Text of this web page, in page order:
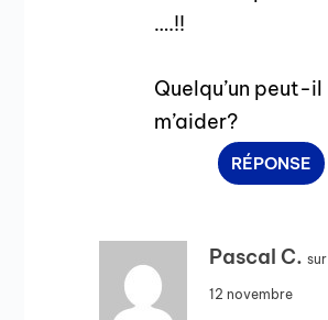
….!!
Quelqu’un peut-il
m’aider?
RÉPONSE
Pascal C. sur
12 novembre